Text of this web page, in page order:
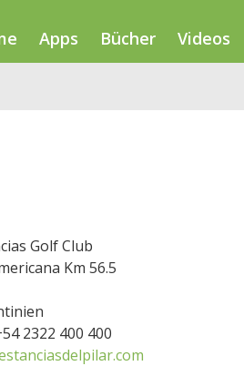
Apps Bücher Videos
Golf Club
Km 56.5
2322 400 400